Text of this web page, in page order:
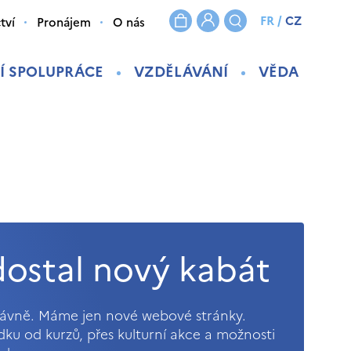
SPOLUPRÁCE VZDĚLÁVÁNÍ VĚDA
Pronájem O nás FR/CZ
nový kabát
Máme jen nové webové stránky.
od kurzů, přes kulturní akce a možnosti